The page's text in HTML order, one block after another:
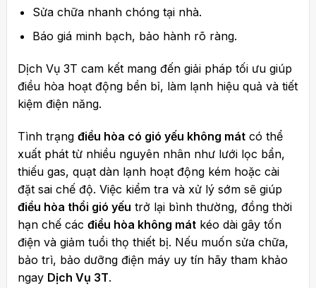
Sửa chữa nhanh chóng tại nhà.
Báo giá minh bạch, bảo hành rõ ràng.
Dịch Vụ 3T cam kết mang đến giải pháp tối ưu giúp
điều hòa hoạt động bền bỉ, làm lạnh hiệu quả và tiết
kiệm điện năng.
Tình trạng điều hòa có gió yếu không mátcó thể
xuất phát từ nhiều nguyên nhân như lưới lọc bẩn,
thiếu gas, quạt dàn lạnh hoạt động kém hoặc cài
đặt sai chế độ. Việc kiểm tra và xử lý sớm sẽ giúp
điều hòa thổi gió yếu trở lại bình thường, đồng thời
hạn chế các điều hòa không mátkéo dài gây tốn
điện và giảm tuổi thọ thiết bị. Nếu muốn sửa chữa,
bảo trì, bảo dưỡng điện máy uy tín hãy tham khảo
ngay Dịch Vụ 3T.